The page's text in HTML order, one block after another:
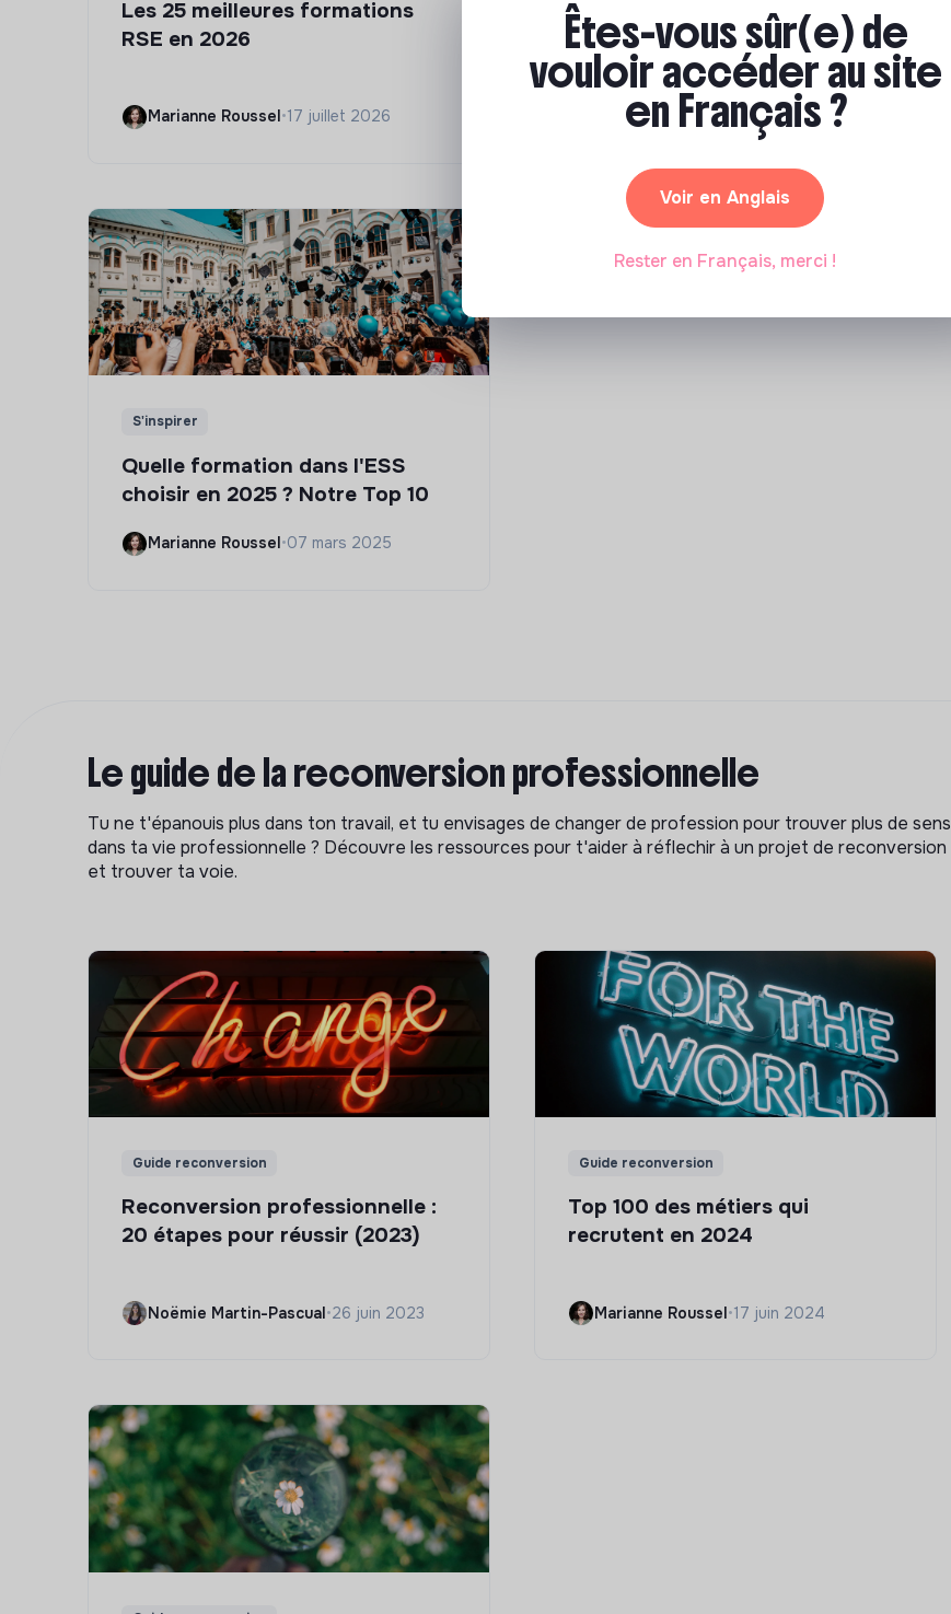
Les 25 meilleures formations
RSE en 2026
Marianne Roussel•17 juillet 2026
Comment se former à la
transition écologique ?
Marianne Roussel 09 janvier 2024
S'inspirer
Quelle formation dans l'ESS
choisir en 2025 ? Notre Top 10
Marianne Roussel•07 mars 2025
Le guide de la reconversion professionnelle
Tu ne t'épanouis plus dans ton travail, et tu envisages de changer de profession pour trouver plus de sens
dans ta vie professionnelle ? Découvre les ressources pour t'aider à réflechir à un projet de reconversion
et trouver ta voie.
Guide reconversion
Reconversion professionnelle :
20 étapes pour réussir (2023)
Noëmie Martin-Pascual•26 juin 2023
Guide reconversion
Top 100 des métiers qui
recrutent en 2024
Marianne Roussel•17 juin 2024
Êtes-vous sûr(e) de
vouloir accéder au site
en Français ?
Voir en Anglais
Rester en Français, merci !